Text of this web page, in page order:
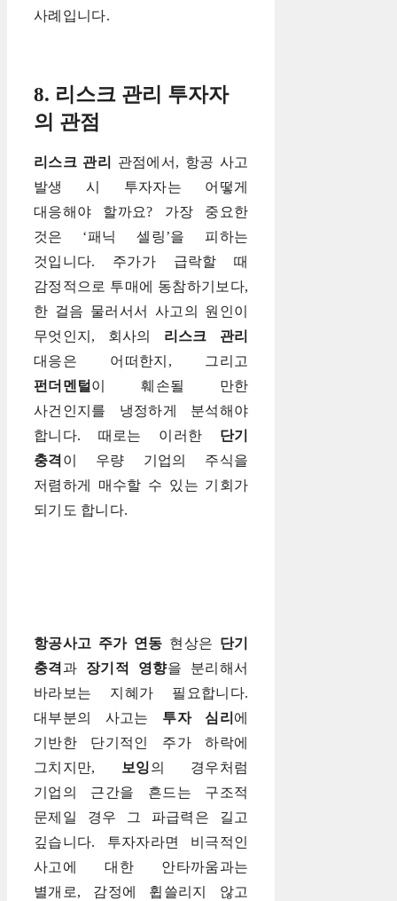
사례입니다.
8. 리스크 관리 투자자
의 관점
리스크 관리
관점에서, 항공 사고
발생 시 투자자는 어떻게
대응해야 할까요? 가장 중요한
것은 ‘패닉 셀링’을 피하는
것입니다. 주가가 급락할 때
감정적으로 투매에 동참하기보다,
한 걸음 물러서서 사고의 원인이
무엇인지, 회사의 리스크 관리
대응은 어떠한지, 그리고
펀더멘털 이 훼손될 만한
사건인지를 냉정하게 분석해야
합니다. 때로는 이러한 단기
충격 이 우량 기업의 주식을
저렴하게 매수할 수 있는 기회가
되기도 합니다.
항공사고 주가 연동 현상은 단기
충격 과 장기적 영향을 분리해서
바라보는 지혜가 필요합니다.
대부분의 사고는 투자 심리 에
기반한 단기적인 주가 하락에
그치지만,
보잉의 경우처럼
기업의 근간을 흔드는 구조적
문제일 경우 그 파급력은 길고
깊습니다. 투자자라면 비극적인
사고에 대한 안타까움과는
별개로, 감정에 휩쓸리지 않고